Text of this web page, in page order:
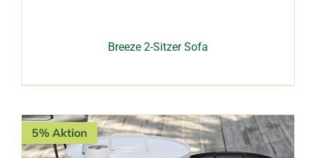
Breeze 2-Sitzer Sofa
5% Aktion